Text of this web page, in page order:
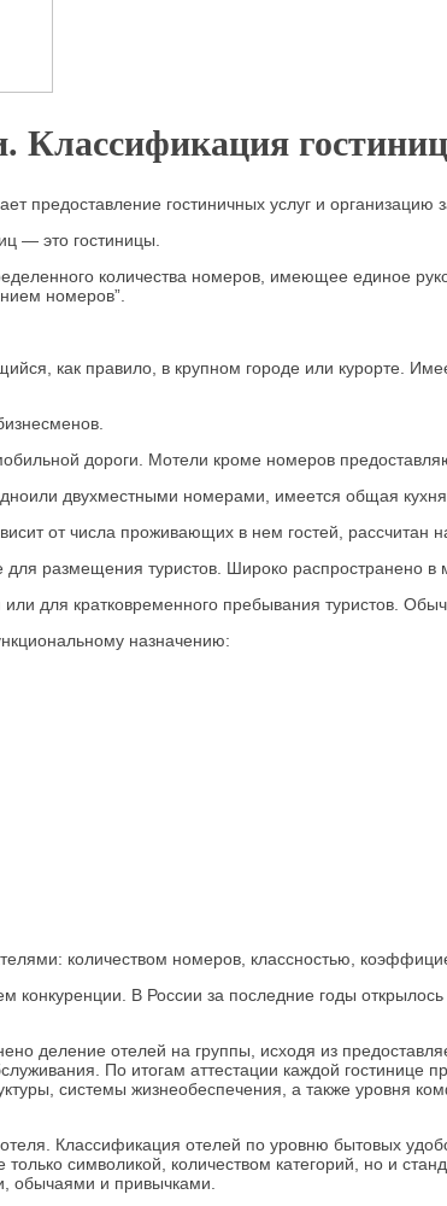
Классификация гостиниц
предоставление гостиничных услуг и
— это гостиницы.
количества номеров, имеющее единое
номеров”.
как правило, в крупном городе или курорте.
дороги. Мотели кроме номеров
двухместными номерами, имеется общая кухня
от числа проживающих в нем гостей, рассчитан
размещения туристов. Широко распространено
для кратковременного пребывания туристов.
назначению:
количеством номеров, классностью,
конкуренции. В России за последние годы
деление отелей на группы, исходя из
По итогам аттестации каждой
системы жизнеобеспечения, а также уровня
Классификация отелей по уровню бытовых
символикой, количеством категорий, но и
обычаями и привычками.